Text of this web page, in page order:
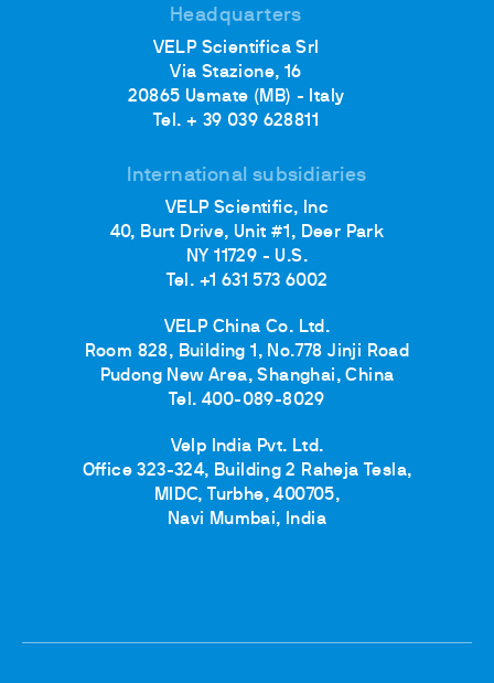
Headquarters
VELP Scientifica Srl
Via Stazione, 16
20865 Usmate (MB) - Italy
Tel. + 39 039 628811
International subsidiaries
VELP Scientific, Inc
40, Burt Drive, Unit #1, Deer Park
NY 11729 - U.S.
Tel. +1 631 573 6002
VELP China Co. Ltd.
Room 828, Building 1, No.778 Jinji Road
Pudong New Area, Shanghai, China
Tel. 400-089-8029
Velp India Pvt. Ltd.
Office 323-324, Building 2 Raheja Tesla,
MIDC, Turbhe, 400705,
Navi Mumbai, India